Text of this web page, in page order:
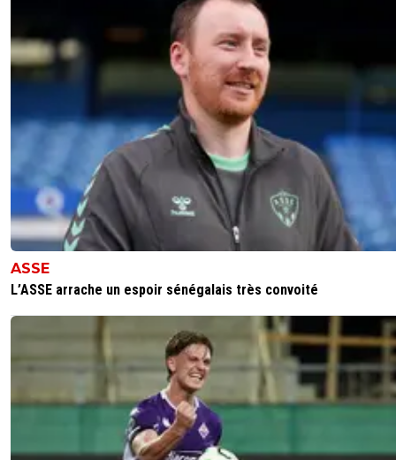
ASSE
L’ASSE arrache un espoir sénégalais très convoité